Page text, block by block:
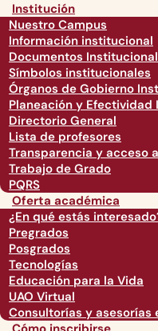
Institución
Nuestro Campus
Información institucional
Documentos
Símbolos institucionales
Órganos de Gobierno
Planeación y Efectividad
Directorio General
Lista de profesores
Transparencia y acceso
Trabajo de Grado
PQRS
Oferta académica
¿En qué estás
Pregrados
Posgrados
Tecnologías
Educación para la Vida
UAO Virtual
Consultorías y asesorías